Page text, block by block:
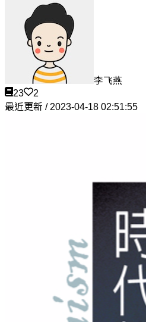
李飞燕
23
2
最近更新 / 2023-04-18 02:51:55